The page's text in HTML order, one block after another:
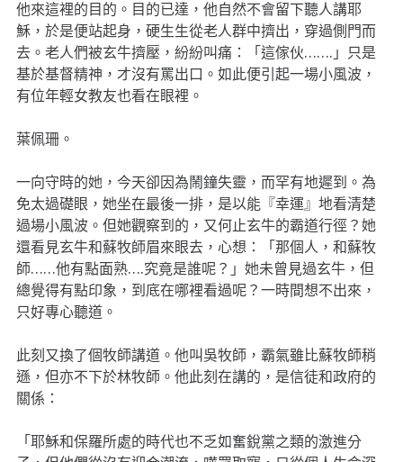
他來這裡的目的。目的已達，他自然不會留下聽人講耶
穌，於是便站起身，硬生生從老人群中擠出，穿過側門而
去。老人們被玄牛擠壓，紛紛叫痛：「這傢伙…….」只是
基於基督精神，才沒有罵出口。如此便引起一場小風波，
有位年輕女教友也看在眼裡。
葉佩珊。
一向守時的她，今天卻因為鬧鐘失靈，而罕有地遲到。為
免太過礎眼，她坐在最後一排，是以能『幸運』地看清楚
過場小風波。但她觀察到的，又何止玄牛的霸道行徑？她
還看見玄牛和蘇牧師眉來眼去，心想：「那個人，和蘇牧
師……他有點面熟….究竟是誰呢？」她未曾見過玄牛，但
總覺得有點印象，到底在哪裡看過呢？一時間想不出來，
只好專心聽道。
此刻又換了個牧師講道。他叫吳牧師，霸氣雖比蘇牧師稍
遜，但亦不下於林牧師。他此刻在講的，是信徒和政府的
關係：
「耶穌和保羅所處的時代也不乏如奮銳黨之類的激進分